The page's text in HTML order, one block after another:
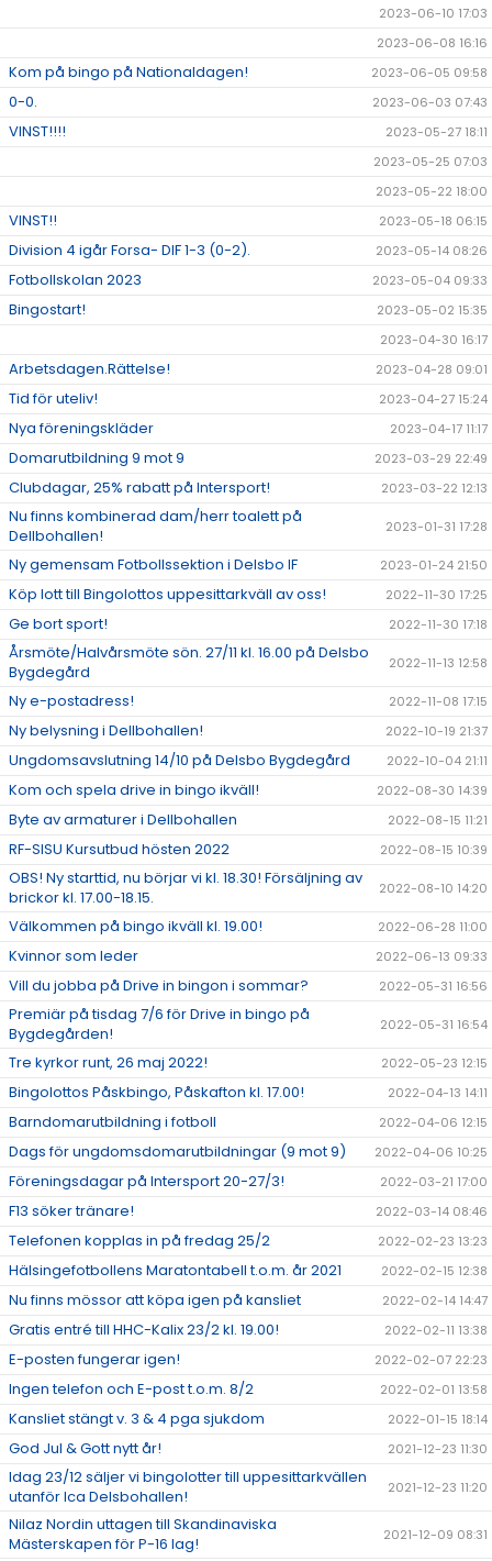
2023-06-10 17:03
2023-06-08 16:16
Kom på bingo på Nationaldagen! 2023-06-05 09:58
0-0. 2023-06-03 07:43
VINST!!!!
2023-05-27 18:11
2023-05-25 07:03
2023-05-22 18:00
VINST!! 2023-05-18 06:15
Division 4 igår Forsa- DIF 1-3 (0-2). 2023-05-14 08:26
Fotbollskolan 2023 2023-05-04 09:33
Bingostart!
2023-05-02 15:35
2023-04-30 16:17
Arbetsdagen.Rättelse! 2023-04-28 09:01
Tid för uteliv! 2023-04-27 15:24
Nya föreningskläder 2023-04-17 11:17
Domarutbildning 9 mot 9 2023-03-29 22:49
Clubdagar, 25% rabatt på Intersport! 2023-03-22 12:13
Nu finns kombinerad dam/herr toalett på
Dellbohallen!
2023-01-31 17:28
Ny gemensam Fotbollssektion i Delsbo IF 2023-01-24 21:50
Köp lott till Bingolottos uppesittarkväll av oss! 2022-11-30 17:25
Ge bort sport! 2022-11-30 17:18
Årsmöte/Halvårsmöte sön. 27/11 kl. 16.00 på Delsbo
Bygdegård
2022-11-13 12:58
Ny e-postadress! 2022-11-08 17:15
Ny belysning i Dellbohallen! 2022-10-19 21:37
Ungdomsavslutning 14/10 på Delsbo Bygdegård 2022-10-04 21:11
Kom och spela drive in bingo ikväll! 2022-08-30 14:39
Byte av armaturer i Dellbohallen 2022-08-15 11:21
RF-SISU Kursutbud hösten 2022 2022-08-15 10:39
OBS! Ny starttid, nu börjar vi kl. 18.30! Försäljning av
brickor kl. 17.00-18.15.
2022-08-10 14:20
Välkommen på bingo ikväll kl. 19.00! 2022-06-28 11:00
Kvinnor som leder 2022-06-13 09:33
Vill du jobba på Drive in bingon i sommar? 2022-05-31 16:56
Premiär på tisdag 7/6 för Drive in bingo på
Bygdegården!
2022-05-31 16:54
Tre kyrkor runt, 26 maj 2022! 2022-05-23 12:15
Bingolottos Påskbingo, Påskafton kl. 17.00! 2022-04-13 14:11
Barndomarutbildning i fotboll 2022-04-06 12:15
Dags för ungdomsdomarutbildningar (9 mot 9) 2022-04-06 10:25
Föreningsdagar på Intersport 20-27/3! 2022-03-21 17:00
F13 söker tränare! 2022-03-14 08:46
Telefonen kopplas in på fredag 25/2 2022-02-23 13:23
Hälsingefotbollens Maratontabell t.o.m. år 2021 2022-02-15 12:38
Nu finns mössor att köpa igen på kansliet 2022-02-14 14:47
Gratis entré till HHC-Kalix 23/2 kl. 19.00! 2022-02-11 13:38
E-posten fungerar igen! 2022-02-07 22:23
Ingen telefon och E-post t.o.m. 8/2 2022-02-01 13:58
Kansliet stängt v. 3 & 4 pga sjukdom 2022-01-15 18:14
God Jul & Gott nytt år! 2021-12-23 11:30
Idag 23/12 säljer vi bingolotter till uppesittarkvällen
utanför Ica Delsbohallen!
2021-12-23 11:20
Nilaz Nordin uttagen till Skandinaviska
Mästerskapen för P-16 lag!
2021-12-09 08:31